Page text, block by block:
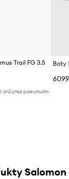
Trail FG 3.5
dnů před poskytnutím
Boty
Salomon